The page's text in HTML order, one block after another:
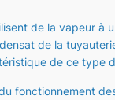
de la vapeur à
de la
de ce type
fonctionnement